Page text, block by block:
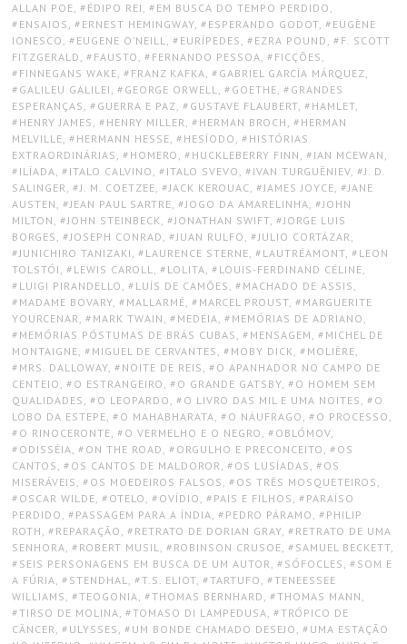
ALLAN POE, ÉDIPO REI , EM BUSCA DO TEMPO PERDIDO ,
ENSAIOS , ERNEST HEMINGWAY, ESPERANDO GODOT, EUGÈNE
IONESCO , EUGENE O’NEILL, EURÍPEDES , EZRA POUND , F. SCOTT
FITZGERALD , FAUSTO , FERNANDO PESSOA, FICÇÕES ,
FINNEGANS WAKE, FRANZ KAFKA, GABRIEL GARCÍA MÁRQUEZ,
GALILEU GALILEI , GEORGE ORWELL, GOETHE, GRANDES
ESPERANÇAS , GUERRA E PAZ, GUSTAVE FLAUBERT, HAMLET,
HENRY JAMES , HENRY MILLER, HERMAN BROCH , HERMAN
MELVILLE, HERMANN HESSE, HESÍODO , HISTÓRIAS
EXTRAORDINÁRIAS , HOMERO , HUCKLEBERRY FINN , IAN MCEWAN ,
ILÍADA, ITALO CALVINO , ITALO SVEVO , IVAN TURGUÊNIEV, J. D.
SALINGER, J. M. COETZEE, JACK KEROUAC, JAMES JOYCE, JANE
AUSTEN , JEAN PAUL SARTRE, JOGO DA AMARELINHA, JOHN
MILTON , JOHN STEINBECK, JONATHAN SWIFT, JORGE LUIS
BORGES , JOSEPH CONRAD , JUAN RULFO , JULIO CORTÁZAR,
JUNICHIRO TANIZAKI , LAURENCE STERNE, LAUTRÉAMONT, LEON
TOLSTÓI , LEWIS CAROLL, LOLITA, LOUIS-FERDINAND CÉLINE,
LUIGI PIRANDELLO , LUÍS DE CAMÕES , MACHADO DE ASSIS ,
MADAME BOVARY, MALLARMÉ, MARCEL PROUST, MARGUERITE
YOURCENAR, MARK TWAIN , MEDÉIA, MEMÓRIAS DE ADRIANO ,
MEMÓRIAS PÓSTUMAS DE BRÁS CUBAS , MENSAGEM , MICHEL DE
MONTAIGNE, MIGUEL DE CERVANTES , MOBY DICK, MOLIÈRE,
MRS. DALLOWAY, NOITE DE REIS , O APANHADOR NO CAMPO DE
CENTEIO , O ESTRANGEIRO , O GRANDE GATSBY, O HOMEM SEM
QUALIDADES , O LEOPARDO , O LIVRO DAS MIL E UMA NOITES , O
LOBO DA ESTEPE, O MAHABHARATA, O NÁUFRAGO , O PROCESSO ,
O RINOCERONTE, O VERMELHO E O NEGRO , OBLÓMOV,
ODISSÉIA, ON THE ROAD , ORGULHO E PRECONCEITO , OS
CANTOS , OS CANTOS DE MALDOROR, OS LUSÍADAS , OS
MISERÁVEIS , OS MOEDEIROS FALSOS , OS TRÊS MOSQUETEIROS ,
OSCAR WILDE, OTELO , OVÍDIO , PAIS E FILHOS , PARAÍSO
PERDIDO , PASSAGEM PARA A ÍNDIA, PEDRO PÁRAMO , PHILIP
ROTH , REPARAÇÃO , RETRATO DE DORIAN GRAY, RETRATO DE UMA
SENHORA, ROBERT MUSIL, ROBINSON CRUSOE, SAMUEL BECKETT,
SEIS PERSONAGENS EM BUSCA DE UM AUTOR, SÓFOCLES , SOM E
A FÚRIA, STENDHAL, T.S. ELIOT, TARTUFO , TENEESSEE
WILLIAMS , TEOGONIA, THOMAS BERNHARD , THOMAS MANN ,
TIRSO DE MOLINA, TOMASO DI LAMPEDUSA, TRÓPICO DE
CÂNCER, ULYSSES , UM BONDE CHAMADO DESEJO , UMA ESTAÇÃO